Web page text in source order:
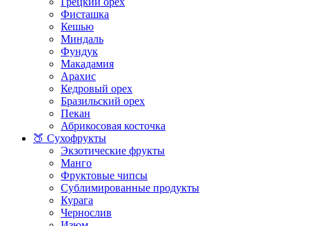
Фисташка
Кешью
Миндаль
Фундук
Макадамия
Арахис
Кедровый орех
Бразильский орех
Пекан
Абрикосовая косточка
🍑 Сухофрукты
Экзотические фрукты
Манго
Фруктовые чипсы
Сублимированные продукты
Курага
Чернослив